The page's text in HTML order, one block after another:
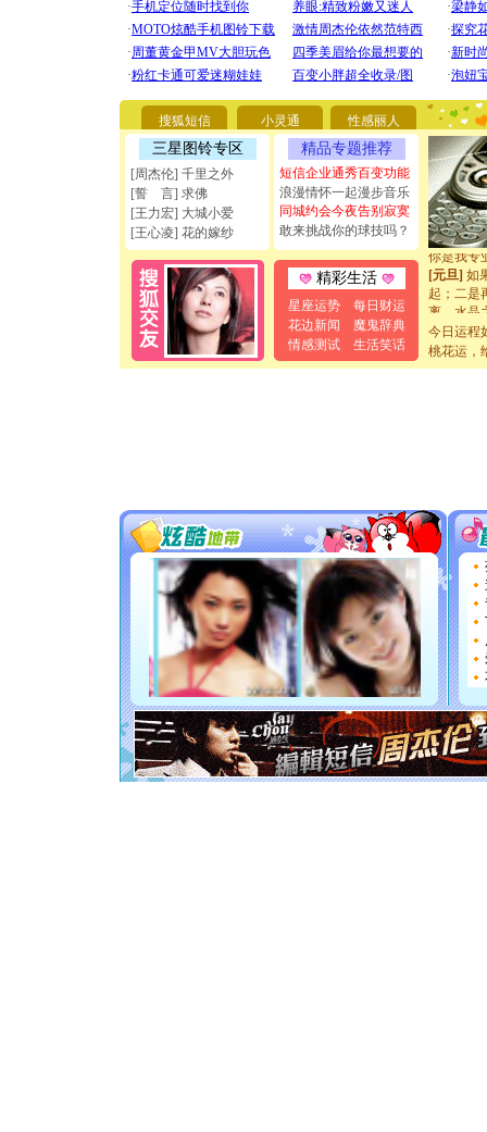
搜狐短信 小灵通 性感丽人
三星图铃专区
[周杰伦] 千里之外
[誓 言] 求佛
[王力宏] 大城小爱
[王心凌] 花的嫁纱
精品专题推荐
短信企业通秀百变功能
浪漫情怀一起漫步音乐
同城约会今夜告别寂寞
敢来挑战你的球技吗？
精彩生活
星座运势
每日财运
花边新闻
魔鬼辞典
情感测试
生活笑话
[圣诞节]
你太多
要平安！
[圣诞节]
能正大
天都要快
[圣诞节]
如意,快
[元旦]看
断电。爱
你是我专
[元旦] 如
起；二是
离。水晶
[元旦]当
泣，这痛
你太多，
要平安
[圣诞节]
能正大
天都要快
[圣诞节]
如意,快
[元旦]
看
断电。
你是我
[元旦]
起；二是
离。水晶
[元旦]当
泣，这痛
今日运程
桃花运，